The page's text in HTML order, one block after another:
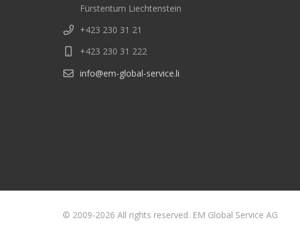
Fürstentum Liechtenstein
+423 230 31 21
+423 230 31 222
info@em-global-service.li
© 2009-2026 All rights reserved. EM Global Service AG